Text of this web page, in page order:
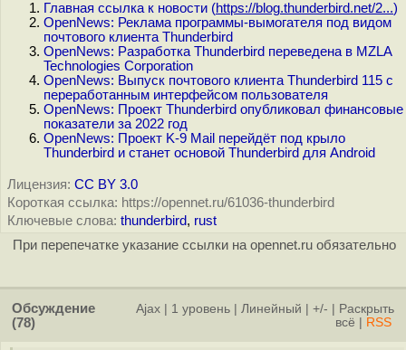
Главная ссылка к новости (https://blog.thunderbird.net/2...)
OpenNews: Реклама программы-вымогателя под видом
почтового клиента Thunderbird
OpenNews: Разработка Thunderbird переведена в MZLA
Technologies Corporation
OpenNews: Выпуск почтового клиента Thunderbird 115 c
переработанным интерфейсом пользователя
OpenNews: Проект Thunderbird опубликовал финансовые
показатели за 2022 год
OpenNews: Проект K-9 Mail перейдёт под крыло
Thunderbird и станет основой Thunderbird для Android
Лицензия: CC BY 3.0
Короткая ссылка: https://opennet.ru/61036-thunderbird
Ключевые слова: thunderbird, rust
При перепечатке указание ссылки на opennet.ru обязательно
Обсуждение
(78)
Ajax 1 уровень Линейный +/-
Раскрыть
всё
RSS